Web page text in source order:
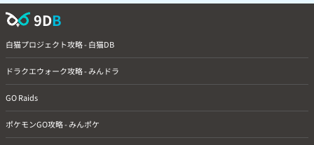
9DB
白猫プロジェクト攻略 - 白猫DB
ドラクエウォーク攻略 - みんドラ
GO Raids
ポケモンGO攻略 - みんポケ